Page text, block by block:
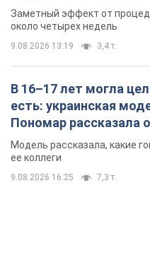
так почти месяц
Заметный эффект от
около четырех недель
9.08.2026 13:19 3,4 т.
В 16–17 лет могла
есть: украинская
Пономар рассказала
стороне модельной
Модель рассказала, какие
ее коллеги
9.08.2026 16:25 7,3 т.